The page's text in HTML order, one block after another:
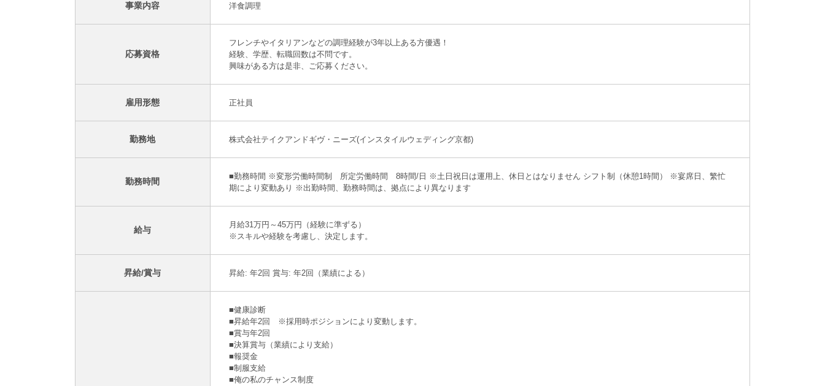
事業内容 洋食調理
応募資格
フレンチやイタリアンなどの調理経験が3年以上ある方優遇！
経験、学歴、転職回数は不問です。
興味がある方は是非、ご応募ください。
雇用形態 正社員
勤務地 株式会社テイクアンドギヴ・ニーズ(インスタイルウェディング京都)
勤務時間
■勤務時間 ※変形労働時間制 所定労働時間 8時間/日 ※土日祝日は運用上、休日とはなりません シフト制（休憩1時間） ※宴席日、繁忙
期により変動あり ※出勤時間、勤務時間は、拠点により異なります
給与
月給31万円～45万円（経験に準ずる）
※スキルや経験を考慮し、決定します。
昇給/賞与 昇給: 年2回 賞与: 年2回（業績による）
■健康診断
■昇給年2回 ※採⽤時ポジションにより変動します。
■賞与年2回
■決算賞与（業績により⽀給）
■報奨⾦
■制服支給
■俺の私のチャンス制度